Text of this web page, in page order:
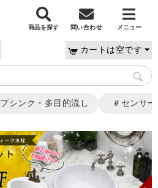
商品を探す 問い合わせ メニュー
カートは空です
シンク・多目的流し ＃センサ